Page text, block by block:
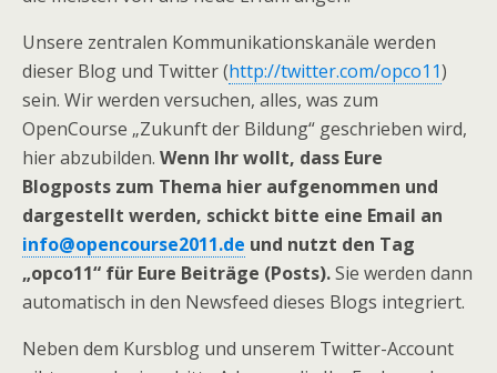
Unsere zentralen Kommunikationskanäle werden
dieser Blog und Twitter (http://twitter.com/opco11)
sein. Wir werden versuchen, alles, was zum
OpenCourse „Zukunft der Bildung“ geschrieben wird,
hier abzubilden. Wenn Ihr wollt, dass Eure
Blogposts zum Thema hier aufgenommen und
dargestellt werden, schickt bitte eine Email an
info@opencourse2011.de und nutzt den Tag
„opco11“ für Eure Beiträge (Posts).Sie werden dann
automatisch in den Newsfeed dieses Blogs integriert.
Neben dem Kursblog und unserem Twitter-Account